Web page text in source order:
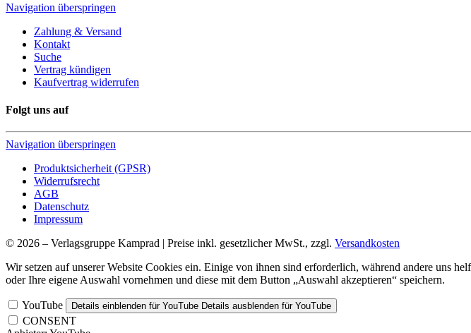
Navigation überspringen
Zahlung & Versand
Kontakt
Suche
Vertrag kündigen
Kaufvertrag widerrufen
Folgt uns auf
Navigation überspringen
Produktsicherheit (GPSR)
Widerrufsrecht
AGB
Datenschutz
Impressum
© 2026 – Verlagsgruppe Kamprad | Preise inkl. gesetzlicher MwSt., zzgl. Versandkosten
Wir setzen auf unserer Website Cookies ein. Einige von ihnen sind erforderlich, während andere uns
oder Ihre eigene Auswahl vornehmen und diese mit dem Button „Auswahl akzeptieren“ speichern.
YouTube Details einblenden für YouTube Details ausblenden für YouTube
CONSENT